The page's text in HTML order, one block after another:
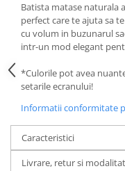
Batista matase naturala
perfect care te ajuta sa
cu volum in buzunarul
intr-un mod elegant
*Culorile pot avea
setarile ecranului!
Informatii conformitate
Caracteristici
Livrare, retur si